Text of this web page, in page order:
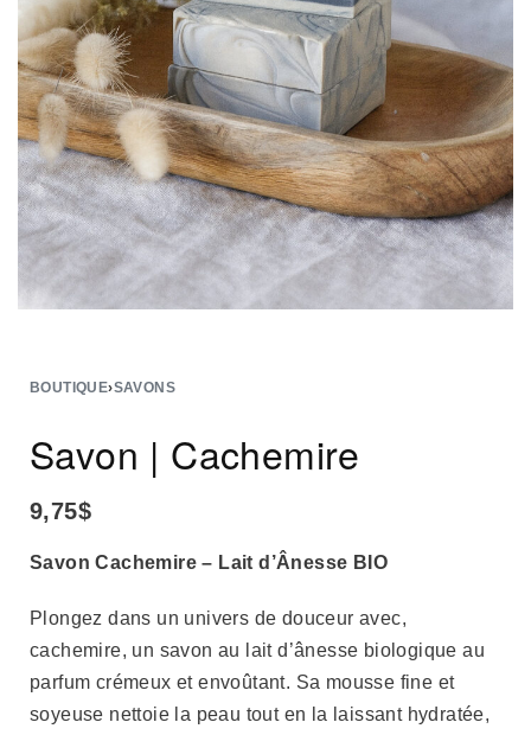
BOUTIQUE›SAVONS
Savon | Cachemire
9,75$
Savon Cachemire – Lait d’Ânesse BIO
Plongez dans un univers de douceur avec,
cachemire, un savon au lait d’ânesse biologique au
parfum crémeux et envoûtant. Sa mousse fine et
soyeuse nettoie la peau tout en la laissant hydratée,